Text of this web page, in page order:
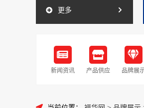
更多
新闻资讯 产品供应 品牌展